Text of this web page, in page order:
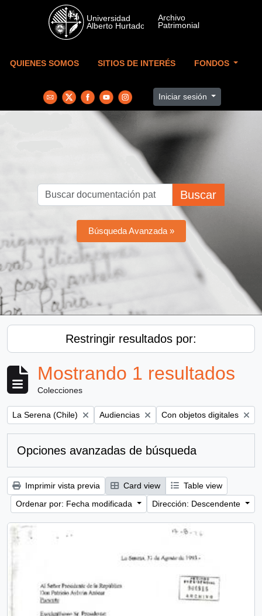
Skip to main content
QUIENES SOMOS SITIOS DE INTERÉS FONDOS
Iniciar sesión
Buscar
Búsqueda Avanzada »
Restringir resultados por:
Mostrando 1 resultados
Colecciones
Remove filter:
La Serena (Chile) Remove filter:
Audiencias Remove filter:
Con objetos digitales
Opciones avanzadas de búsqueda
Imprimir vista previa Card view
Table view
Ordenar por: Fecha modificada
Dirección: Descendente